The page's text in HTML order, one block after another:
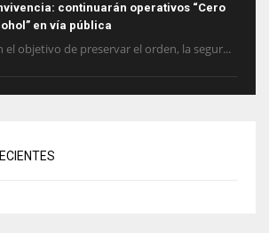
continuarán operativos “Cero
en vía pública
el objetivo de preservar el orden, la segur...